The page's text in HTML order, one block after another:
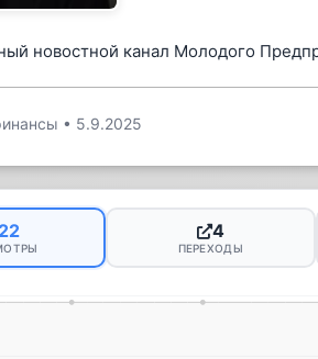
новостной канал Молодого
• 5.9.2025
4
ПЕРЕХОДЫ